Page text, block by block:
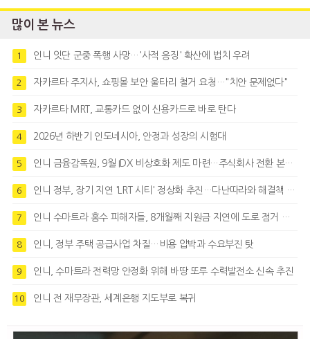
많이 본 뉴스
1 인니 잇단 군중 폭행 사망…'사적 응징' 확산에 법치 우려
2 자카르타 주지사, 쇼핑몰 보안 울타리 철거 요청…"치안 문제없다"
3 자카르타 MRT, 교통카드 없이 신용카드로 바로 탄다
4 2026년 하반기 인도네시아, 안정과 성장의 시험대
5 인니 금융감독원, 9월 IDX 비상호화 제도 마련…주식회사 전환 본격화
6 인니 정부, 장기 지연 'LRT 시티' 정상화 추진…다난따라와 해결책 모색
7 인니 수마트라 홍수 피해자들, 8개월째 지원금 지연에 도로 점거 시위
8 인니, 정부 주택 공급사업 차질…비용 압박과 수요부진 탓
9 인니, 수마트라 전력망 안정화 위해 바땅 또루 수력발전소 신속 추진
10 인니 전 재무장관, 세계은행 지도부로 복귀